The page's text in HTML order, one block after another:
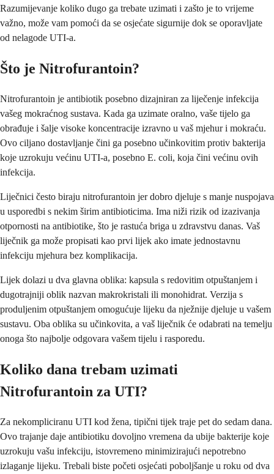
Razumijevanje koliko dugo ga trebate uzimati i zašto je to vrijeme
važno, može vam pomoći da se osjećate sigurnije dok se oporavljate
od nelagode UTI-a.
Što je Nitrofurantoin?
Nitrofurantoin je antibiotik posebno dizajniran za liječenje infekcija
vašeg mokraćnog sustava. Kada ga uzimate oralno, vaše tijelo ga
obrađuje i šalje visoke koncentracije izravno u vaš mjehur i mokraću.
Ovo ciljano dostavljanje čini ga posebno učinkovitim protiv bakterija
koje uzrokuju većinu UTI-a, posebno E. coli, koja čini većinu ovih
infekcija.
Liječnici često biraju nitrofurantoin jer dobro djeluje s manje nuspojava
u usporedbi s nekim širim antibioticima. Ima niži rizik od izazivanja
otpornosti na antibiotike, što je rastuća briga u zdravstvu danas. Vaš
liječnik ga može propisati kao prvi lijek ako imate jednostavnu
infekciju mjehura bez komplikacija.
Lijek dolazi u dva glavna oblika: kapsula s redovitim otpuštanjem i
dugotrajniji oblik nazvan makrokristali ili monohidrat. Verzija s
produljenim otpuštanjem omogućuje lijeku da nježnije djeluje u vašem
sustavu. Oba oblika su učinkovita, a vaš liječnik će odabrati na temelju
onoga što najbolje odgovara vašem tijelu i rasporedu.
Koliko dana trebam uzimati
Nitrofurantoin za UTI?
Za nekompliciranu UTI kod žena, tipični tijek traje pet do sedam dana.
Ovo trajanje daje antibiotiku dovoljno vremena da ubije bakterije koje
uzrokuju vašu infekciju, istovremeno minimizirajući nepotrebno
izlaganje lijeku. Trebali biste početi osjećati poboljšanje u roku od dva